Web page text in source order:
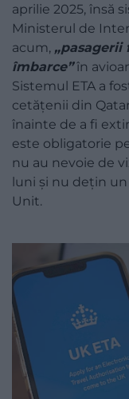
aprilie 2025, însă
Ministerul de
acum, „pasagerii
îmbarce”în
Sistemul ETA a
cetățenii din
înainte de a fi
este obligatorie
nu au nevoie de
luni și nu dețin
Unit.